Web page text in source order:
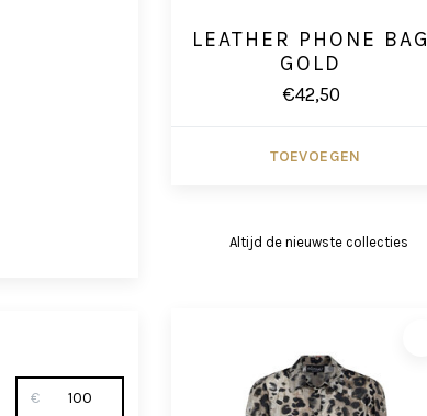
LEATHER PHONE BAG
GOLD
€42,50
TOEVOEGEN
Altijd de nieuwste collecties
€